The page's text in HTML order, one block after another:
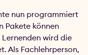
nun programmiert
Pakete können
wird die
Als Fachlehrperson,